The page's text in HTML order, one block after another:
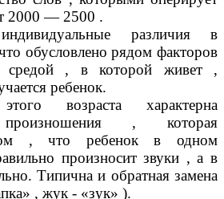
2000 — 2500 .
различия в
обусловлено рядом факторов
, в которой живет ,
ребенок.
возраста характерна
произношения , которая
, что ребенок в одном
произносит звуки , а в
Типична и обратная замена
, жук - «зук» ).